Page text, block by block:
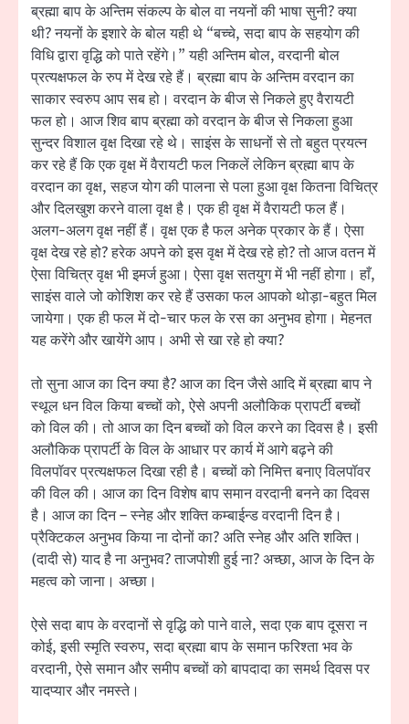
ब्रह्मा बाप के अन्तिम संकल्प के बोल वा नयनों की भाषा सुनी? क्या
थी? नयनों के इशारे के बोल यही थे “बच्चे, सदा बाप के सहयोग की
विधि द्वारा वृद्धि को पाते रहेंगे।” यही अन्तिम बोल, वरदानी बोल
प्रत्यक्षफल के रुप में देख रहे हैं। ब्रह्मा बाप के अन्तिम वरदान का
साकार स्वरुप आप सब हो। वरदान के बीज से निकले हुए वैरायटी
फल हो। आज शिव बाप ब्रह्मा को वरदान के बीज से निकला हुआ
सुन्दर विशाल वृक्ष दिखा रहे थे। साइंस के साधनों से तो बहुत प्रयत्न
कर रहे हैं कि एक वृक्ष में वैरायटी फल निकलें लेकिन ब्रह्मा बाप के
वरदान का वृक्ष, सहज योग की पालना से पला हुआ वृक्ष कितना विचित्र
और दिलखुश करने वाला वृक्ष है। एक ही वृक्ष में वैरायटी फल हैं।
अलग-अलग वृक्ष नहीं हैं। वृक्ष एक है फल अनेक प्रकार के हैं। ऐसा
वृक्ष देख रहे हो? हरेक अपने को इस वृक्ष में देख रहे हो? तो आज वतन में
ऐसा विचित्र वृक्ष भी इमर्ज हुआ। ऐसा वृक्ष सतयुग में भी नहीं होगा। हाँ,
साइंस वाले जो कोशिश कर रहे हैं उसका फल आपको थोड़ा-बहुत मिल
जायेगा। एक ही फल में दो-चार फल के रस का अनुभव होगा। मेहनत
यह करेंगे और खायेंगे आप। अभी से खा रहे हो क्या?
तो सुना आज का दिन क्या है? आज का दिन जैसे आदि में ब्रह्मा बाप ने
स्थूल धन विल किया बच्चों को, ऐसे अपनी अलौकिक प्रापर्टी बच्चों
को विल की। तो आज का दिन बच्चों को विल करने का दिवस है। इसी
अलौकिक प्रापर्टी के विल के आधार पर कार्य में आगे बढ़ने की
विलपॉवर प्रत्यक्षफल दिखा रही है। बच्चों को निमित्त बनाए विलपॉवर
की विल की। आज का दिन विशेष बाप समान वरदानी बनने का दिवस
है। आज का दिन – स्नेह और शक्ति कम्बाईन्ड वरदानी दिन है।
प्रैक्टिकल अनुभव किया ना दोनों का? अति स्नेह और अति शक्ति।
(दादी से) याद है ना अनुभव? ताजपोशी हुई ना? अच्छा, आज के दिन के
महत्व को जाना। अच्छा।
ऐसे सदा बाप के वरदानों से वृद्धि को पाने वाले, सदा एक बाप दूसरा न
कोई, इसी स्मृति स्वरुप, सदा ब्रह्मा बाप के समान फरिश्ता भव के
वरदानी, ऐसे समान और समीप बच्चों को बापदादा का समर्थ दिवस पर
यादप्यार और नमस्ते।